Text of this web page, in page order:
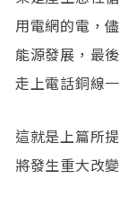
用電網的電，
能源發展，最
走上電話銅線
這就是上篇所
將發生重大改變